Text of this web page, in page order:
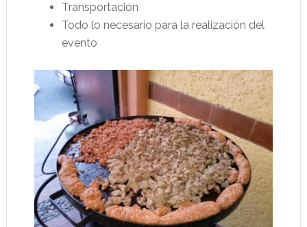
Transportación
Todo lo necesario para la realización del
evento